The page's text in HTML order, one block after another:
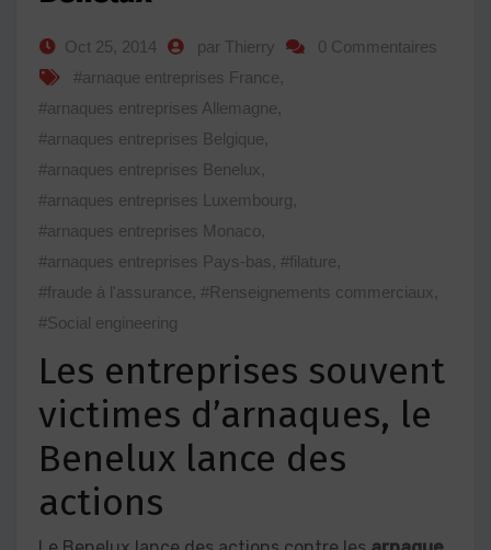
Oct 25, 2014 par Thierry
0 Commentaires
#arnaque entreprises France,
#arnaques entreprises Allemagne,
#arnaques entreprises Belgique,
#arnaques entreprises Benelux,
#arnaques entreprises Luxembourg,
#arnaques entreprises Monaco,
#arnaques entreprises Pays-bas, #filature,
#fraude à l'assurance, #Renseignements commerciaux,
#Social engineering
Les entreprises souvent
victimes d’arnaques, le
Benelux lance des
actions